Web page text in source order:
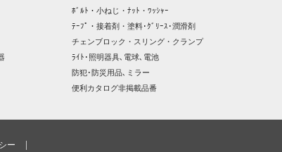
ﾎﾞﾙﾄ・小ねじ・ﾅｯﾄ・ﾜｯｼｬｰ
ﾃｰﾌﾟ・接着剤・塗料･ｸﾞﾘｰｽ･潤滑剤
チェンブロック・スリング・クランプ
ﾗｲﾄ･照明器具､電球､電池
防犯･防災用品､ミラー
便利カタログ非掲載品番
ー